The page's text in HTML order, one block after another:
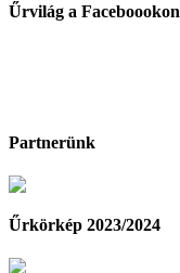
Űrvilág a Faceboookon
Partnerünk
Űrkörkép 2023/2024